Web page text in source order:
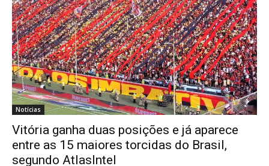
Notícias
Vitória ganha duas posições e já aparece
entre as 15 maiores torcidas do Brasil,
segundo AtlasIntel